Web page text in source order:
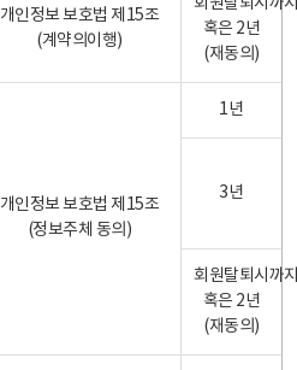
개인정보 보호법 제15조
(계약의이행)
혹은 2년
(재동의)
개인정보 보호법 제15조
(정보주체 동의)
1년
3년
회원탈퇴시까
혹은 2년
(재동의)